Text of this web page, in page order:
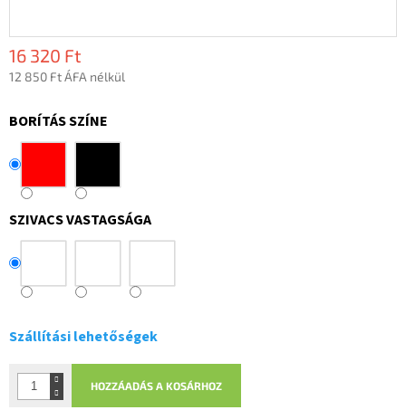
16 320 Ft
12 850 Ft ÁFA nélkül
BORÍTÁS SZÍNE
SZIVACS VASTAGSÁGA
Szállítási lehetőségek
HOZZÁADÁS A KOSÁRHOZ